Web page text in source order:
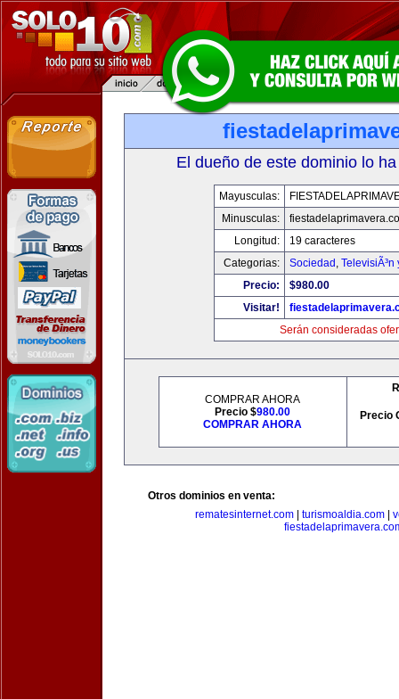
El dueño de este dominio lo
Mayusculas:
Minusculas:
Longitud:
19 caracteres
Categorias:
Sociedad , TelevisiÃ³n
Precio:
$980.00
Visitar!
Serán consideradas
COMPRAR AHORA
Precio $980.00
COMPRAR AHORA
Precio
Otros dominios en venta:
rematesinternet.com| turismoaldia.com|